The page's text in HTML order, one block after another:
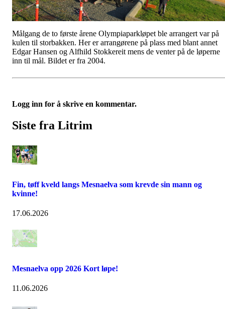
Målgang de to første årene Olympiaparkløpet ble arrangert var på
kulen til storbakken. Her er arrangørene på plass med blant annet
Edgar Hansen og Alfhild Stokkereit mens de venter på de løperne
inn til mål. Bildet er fra 2004.
Logg inn for å skrive en kommentar.
Siste fra Litrim
Fin, tøff kveld langs Mesnaelva som krevde sin mann og
kvinne!
17.06.2026
Mesnaelva opp 2026 Kort løpe!
11.06.2026